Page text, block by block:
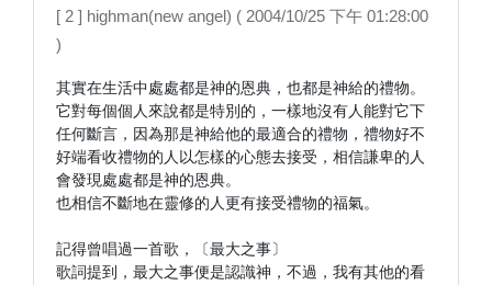
[ 2 ] highman(new angel) ( 2004/10/25 下午 01:28:00
)
其實在生活中處處都是神的恩典，也都是神給的禮物。
它對每個個人來說都是特別的，一樣地沒有人能對它下
任何斷言，因為那是神給他的最適合的禮物，禮物好不
好端看收禮物的人以怎樣的心態去接受，相信謙卑的人
會發現處處都是神的恩典。
也相信不斷地在靈修的人更有接受禮物的福氣。
記得曾唱過一首歌，〔最大之事〕
歌詞提到，最大之事便是認識神，不過，我有其他的看